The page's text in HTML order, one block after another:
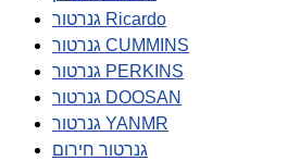
גנרטור Ricardo
גנרטור CUMMINS
גנרטור PERKINS
גנרטור DOOSAN
גנרטור YANMR
גנרטור חירום